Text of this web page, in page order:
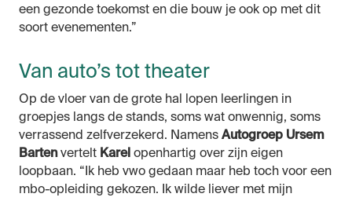
een gezonde toekomst en die bouw je ook op met dit
soort evenementen.”
Van auto’s tot theater
Op de vloer van de grote hal lopen leerlingen in
groepjes langs de stands, soms wat onwennig, soms
verrassend zelfverzekerd. Namens Autogroep Ursem
Bartenvertelt Karelopenhartig over zijn eigen
loopbaan. “Ik heb vwo gedaan maar heb toch voor een
mbo-opleiding gekozen. Ik wilde liever met mijn